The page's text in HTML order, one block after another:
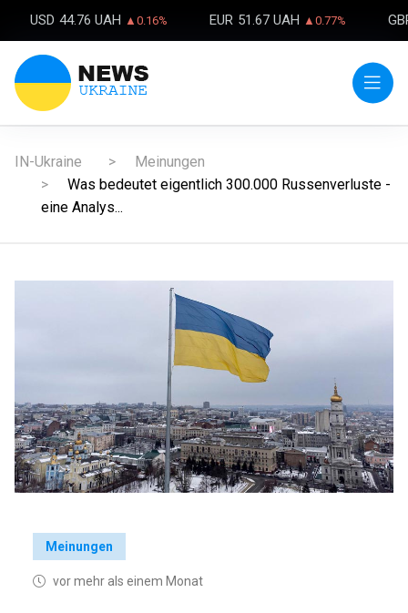
USD 44.76 UAH ▲0.16% EUR 51.67 UAH ▲0.77%
IN-Ukraine
Meinungen
Was bedeutet eigentlich 300.000 Russenverluste -
eine Analys...
Meinungen
vor mehr als einem Monat